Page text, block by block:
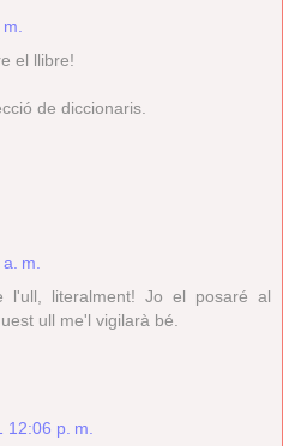
el llibre!
de diccionaris.
m.
l'ull, literalment! Jo el posaré al
ull me'l vigilarà bé.
12:06 p. m.